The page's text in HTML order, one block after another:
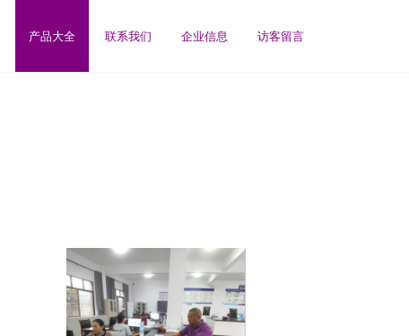
产品大全 联系我们 企业信息 访客留言